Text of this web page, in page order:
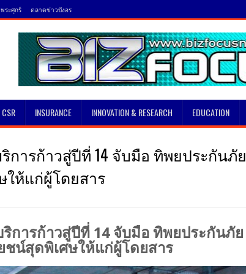
ระศุกร์ ตลาดข่าวบังอร
INSURANCE INNOVATION & RESEARCH EDUCATION
การก้าวสู่ปีที่ 14 จับมือ ทิพยประกันภัย
ห้แก่ผู้โดยสาร
การก้าวสู่ปีที่ 14 จับมือ ทิพยประกันภัย
ชน์สุดพิเศษให้แก่ผู้โดยสาร